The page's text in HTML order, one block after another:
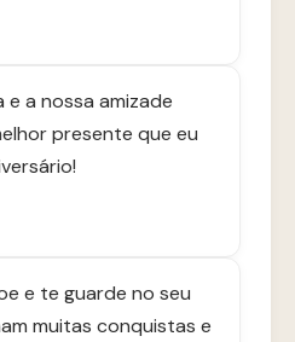
e a nossa amizade
presente que eu
e te guarde no seu
muitas conquistas e